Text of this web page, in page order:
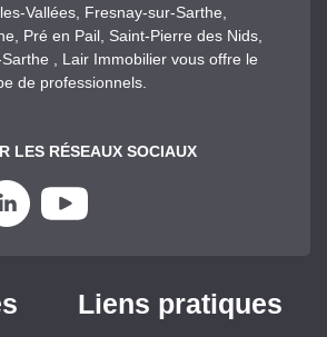
Vallées, Fresnay-sur-Sarthe,
Pré en Pail, Saint-Pierre des Nids,
, Lair Immobilier vous offre le
de professionnels.
LES RÉSEAUX SOCIAUX
Liens pratiques